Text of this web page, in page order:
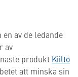
av de ledande
av
produkt Kiilto
att minska sin